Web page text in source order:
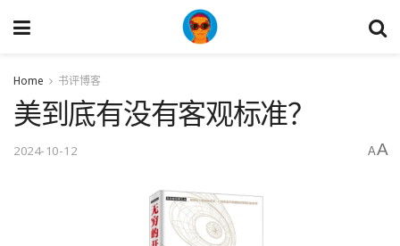
Home 书评博客
美到底有没有客观标准？
2024-10-12 AA